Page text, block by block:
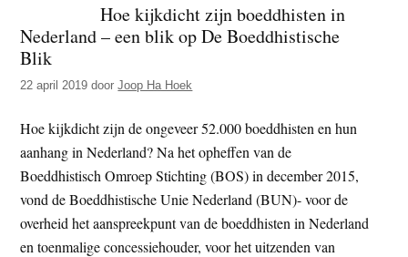
z
e
s
t
e
n
d
e
e
s
i
t
e
Hoe kijkdicht zijn boeddhisten in
Nederland – een blik op De Boeddhistische
Blik
22 april 2019 doorJoop Ha Hoek
Hoe kijkdicht zijn de ongeveer 52.000 boeddhisten en hun
aanhang in Nederland? Na het opheffen van de
Boeddhistisch Omroep Stichting (BOS) in december 2015,
vond de Boeddhistische Unie Nederland (BUN)- voor de
overheid het aanspreekpunt van de boeddhisten in Nederland
en toenmalige concessiehouder, voor het uitzenden van